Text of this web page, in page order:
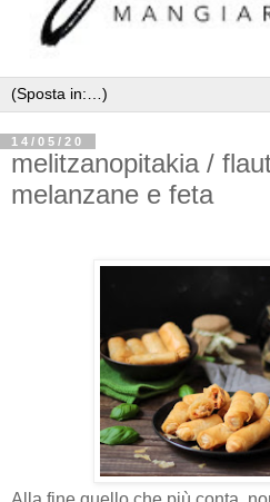
14/05/20
melitzanopitakia /
melanzane e feta